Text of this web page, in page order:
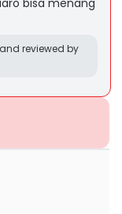
bisa menang
reviewed by